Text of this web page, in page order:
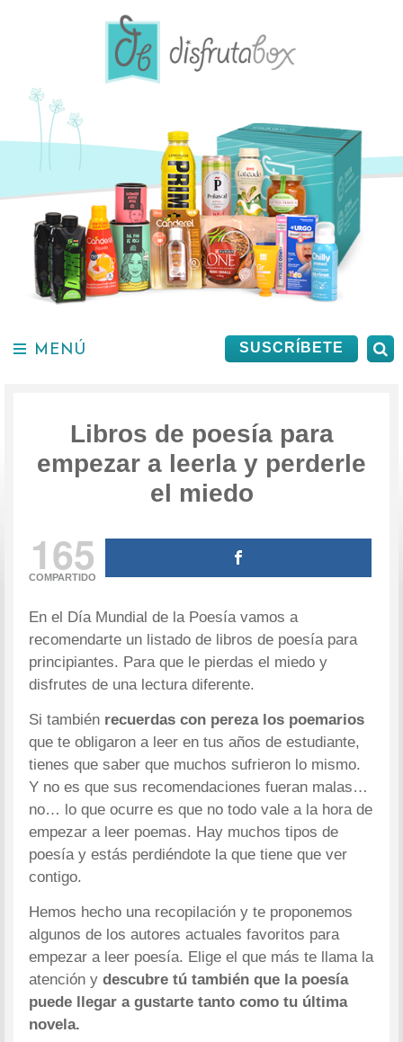
SUSCRÍBETE
MENÚ
Libros de poesía para
empezar a leerla y perderle
el miedo
165
COMPARTIDO
En el Día Mundial de la Poesía vamos a
recomendarte un listado de libros de poesía para
principiantes. Para que le pierdas el miedo y
disfrutes de una lectura diferente.
Si también recuerdas con pereza los poemarios
que te obligaron a leer en tus años de estudiante,
tienes que saber que muchos sufrieron lo mismo.
Y no es que sus recomendaciones fueran malas…
no… lo que ocurre es que no todo vale a la hora de
empezar a leer poemas. Hay muchos tipos de
poesía y estás perdiéndote la que tiene que ver
contigo.
Hemos hecho una recopilación y te proponemos
algunos de los autores actuales favoritos para
empezar a leer poesía. Elige el que más te llama la
atención ydescubre tú también que la poesía
puede llegar a gustarte tanto como tu última
novela.